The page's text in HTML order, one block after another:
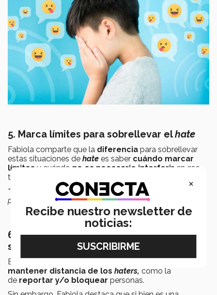
5. Marca límites para sobrellevar elhate
Fabiola comparte que la diferencia para sobrellevar
estas situaciones de hate es saber cuándo marcar
límites y cuándo no es necesario interferir en ese
tipo de situaciones, simplemente
“Tú puedes
marcar los límitesy hasta donde tienes
poder para influir en ello”,añade.
6. Usa las herramientas de las redes
sociales vs. loshaters
En las
mantener distancia de los haters, como la
de reportar y/o bloquear personas.
×
Recibe nuestro newsletter de
noticias: